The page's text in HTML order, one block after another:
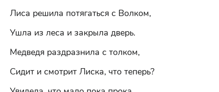
Лиса решила потягаться с Волком,
Ушла из леса и закрыла дверь.
Медведя раздразнила с толком,
Сидит и смотрит Лиска, что теперь?